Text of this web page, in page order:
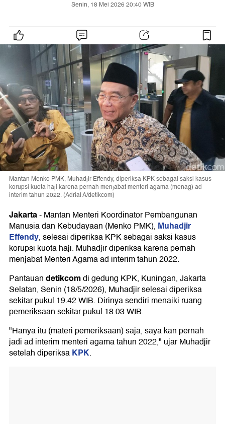
Senin, 18 Mei 2026 20:40 WIB
Mantan Menko PMK, Muhadjir Effendy, diperiksa KPK sebagai saksi kasus
korupsi kuota haji karena pernah menjabat menteri agama (menag) ad
interim tahun 2022. (Adrial A/detikcom)
Jakarta-Mantan Menteri Koordinator Pembangunan
Manusia dan Kebudayaan (Menko PMK), Muhadjir
Effendy, selesai diperiksa KPK sebagai saksi kasus
korupsi kuota haji. Muhadjir diperiksa karena pernah
menjabat Menteri Agama ad interim tahun 2022.
Pantauandetikcomdi gedung KPK, Kuningan, Jakarta
Selatan, Senin (18/5/2026), Muhadjir selesai diperiksa
sekitar pukul 19.42 WIB. Dirinya sendiri menaiki ruang
pemeriksaan sekitar pukul 18.03 WIB.
"Hanya itu (materi pemeriksaan) saja, saya kan pernah
jadi ad interim menteri agama tahun 2022," ujar Muhadjir
setelah diperiksaKPK.